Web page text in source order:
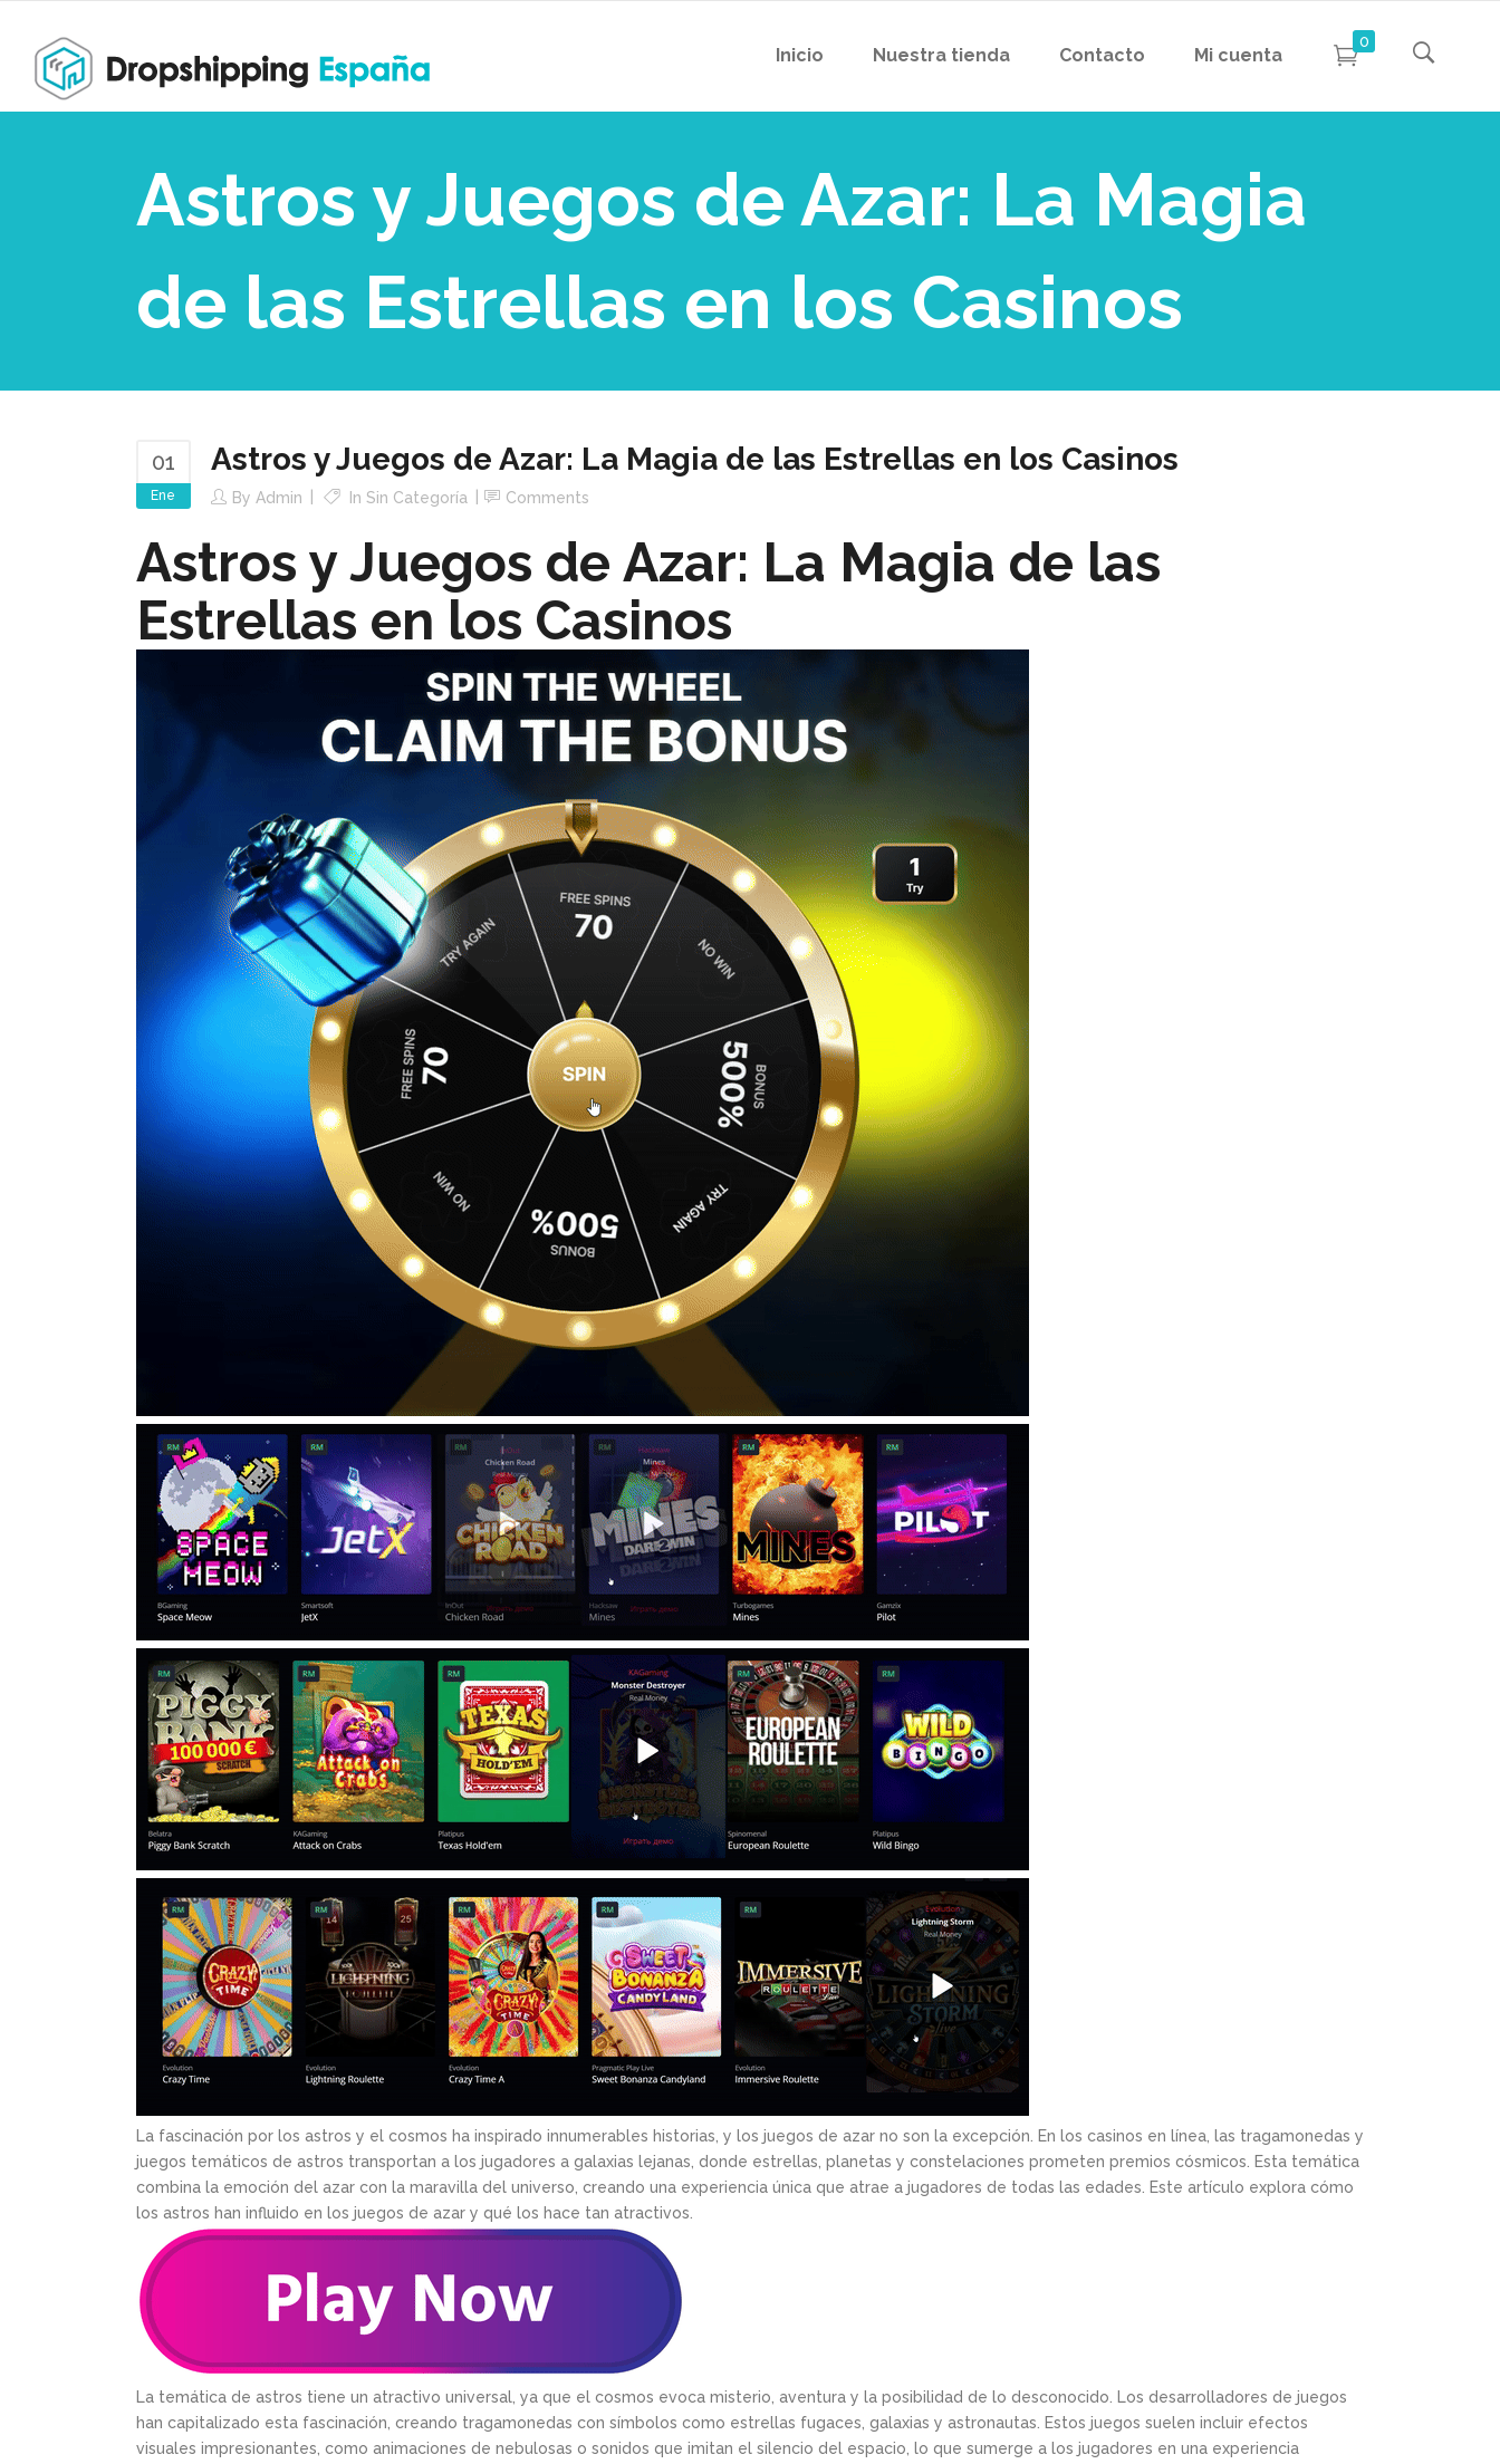
Inicio Nuestra tienda Contacto Mi cuenta
0
Astros y Juegos de Azar: La Magia
de las Estrellas en los Casinos
01
Ene
Astros y Juegos de Azar: La Magia de las Estrellas en los Casinos
By Admin In Sin Categoría Comments
Astros y Juegos de Azar: La Magia de las
Estrellas en los Casinos
La fascinación por los astros y el cosmos ha inspirado innumerables historias, y los juegos de azar no son la excepción. En los casinos en línea, las tragamonedas y
juegos temáticos de astros transportan a los jugadores a galaxias lejanas, donde estrellas, planetas y constelaciones prometen premios cósmicos. Esta temática
combina la emoción del azar con la maravilla del universo, creando una experiencia única que atrae a jugadores de todas las edades. Este artículo explora cómo
los astros han influido en los juegos de azar y qué los hace tan atractivos.
La temática de astros tiene un atractivo universal, ya que el cosmos evoca misterio, aventura y la posibilidad de lo desconocido. Los desarrolladores de juegos
han capitalizado esta fascinación, creando tragamonedas con símbolos como estrellas fugaces, galaxias y astronautas. Estos juegos suelen incluir efectos
visuales impresionantes, como animaciones de nebulosas o sonidos que imitan el silencio del espacio, lo que sumerge a los jugadores en una experiencia